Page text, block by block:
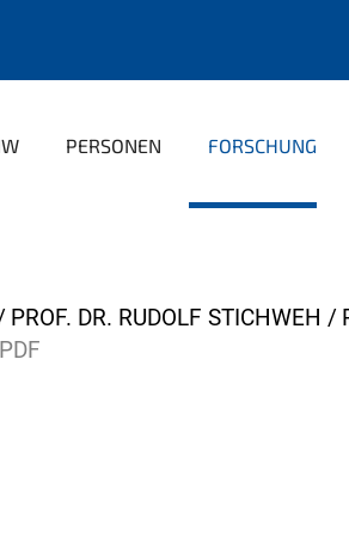
PERSONEN FORSCHUNG
PROF. DR. RUDOLF STICHWEH